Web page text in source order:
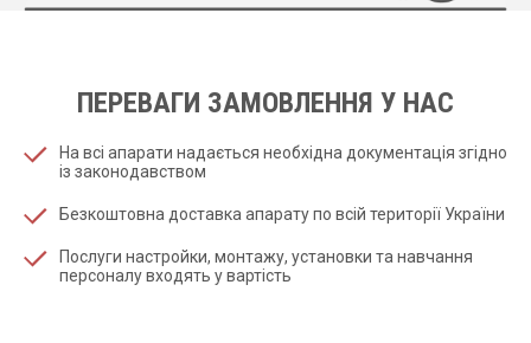
ПЕРЕВАГИ ЗАМОВЛЕННЯ У НАС
На всі апарати надається необхідна документація згідно
із законодавством
Безкоштовна доставка апарату по всій території України
Послуги настройки, монтажу, установки та навчання
персоналу входять у вартість